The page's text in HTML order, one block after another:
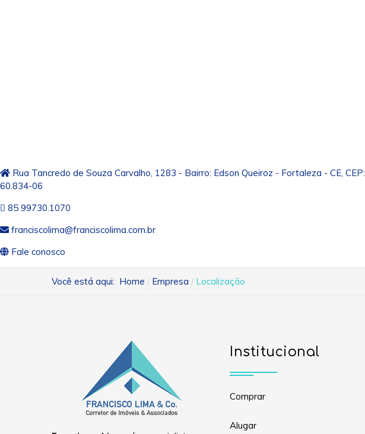
Rua Tancredo de Souza Carvalho, 1283 - Bairro: Edson Queiroz - Fortaleza - CE, CEP:
60.834-06
85 99730.1070
franciscolima@franciscolima.com.br
Fale conosco
Você está aqui: Home Empresa Localização
Institucional
Comprar
Alugar